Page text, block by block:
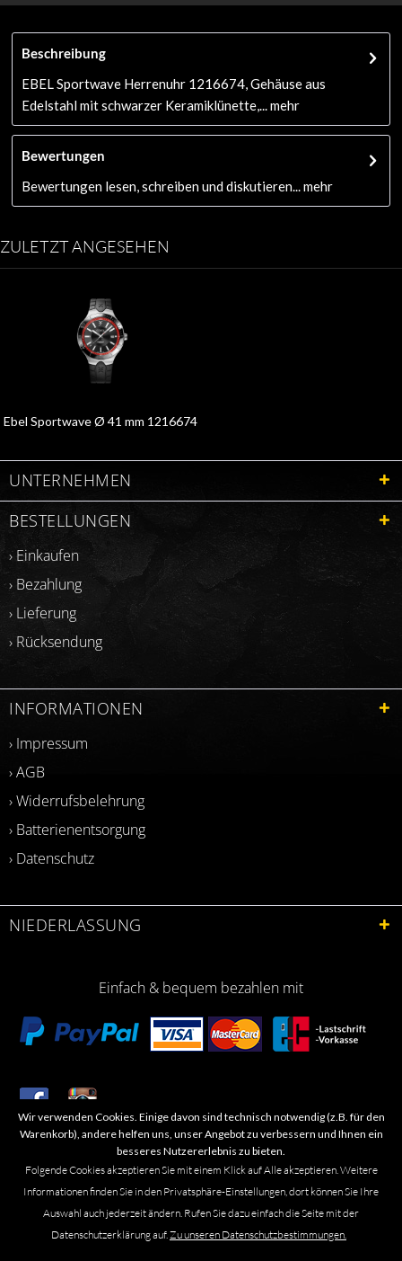
Beschreibung
EBEL Sportwave Herrenuhr 1216674, Gehäuse aus
Edelstahl mit schwarzer Keramiklünette,...
mehr
Bewertungen
Bewertungen lesen, schreiben und diskutieren...
mehr
ZULETZT ANGESEHEN
Ebel Sportwave Ø 41 mm 1216674
UNTERNEHMEN
BESTELLUNGEN
› Einkaufen
› Bezahlung
› Lieferung
› Rücksendung
INFORMATIONEN
› Impressum
› AGB
› Widerrufsbelehrung
› Batterienentsorgung
› Datenschutz
NIEDERLASSUNG
Einfach & bequem bezahlen mit
​Letzte Aktualisierung: 06.2026
Marken- oder Warenzeichen werden in der Regel nicht als solche kenntlich
gemacht. Das Fehlen einer solchen Kennzeichnung bedeutet nicht, dass es
Wir verwenden Cookies. Einige davon sind technisch notwendig (z.B. für den
Warenkorb), andere helfen uns, unser Angebot zu verbessern und Ihnen ein
besseres Nutzererlebnis zu bieten.
Folgende Cookies akzeptieren Sie mit einem Klick auf Alle akzeptieren. Weitere
Informationen finden Sie in den Privatsphäre-Einstellungen, dort können Sie Ihre
Auswahl auch jederzeit ändern. Rufen Sie dazu einfach die Seite mit der
Datenschutzerklärung auf.Zu unseren Datenschutzbestimmungen.